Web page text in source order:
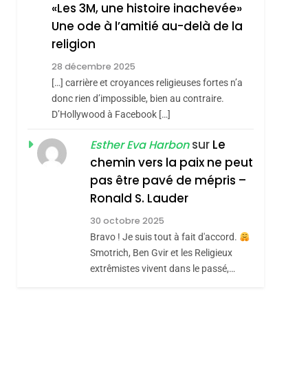
D’Amérique Latine
5
Meurtrière Selon Le
Rapport D’ADL
Contre
L’antisémitisme
FRANCE ISRAÉL
FIÈRE, DIGNE ET
RÉSILIENTE :
POURQUOI JE
REVENDIQUE MA
JUDAÏTE Par Thérèse
Zrihen-Dvir
ISRAÉL JUDAISME
CE QUI NOUS
MANQUE – Jacques
Hadida
JUDAISME
Maroc : Les Amandes
«Les 3M, une histoire inachevée»
Une ode à l’amitié au-delà de la
religion
28 décembre 2025
[…] carrière et croyances religieuses fortes n’a
donc rien d’impossible, bien au contraire.
D’Hollywood à Facebook […]
Esther Eva Harbonsur Le
chemin vers la paix ne peut
pas être pavé de mépris –
Ronald S. Lauder
30 octobre 2025
Bravo ! Je suis tout à fait d'accord.
Smotrich, Ben Gvir et les Religieux
extrêmistes vivent dans le passé,…